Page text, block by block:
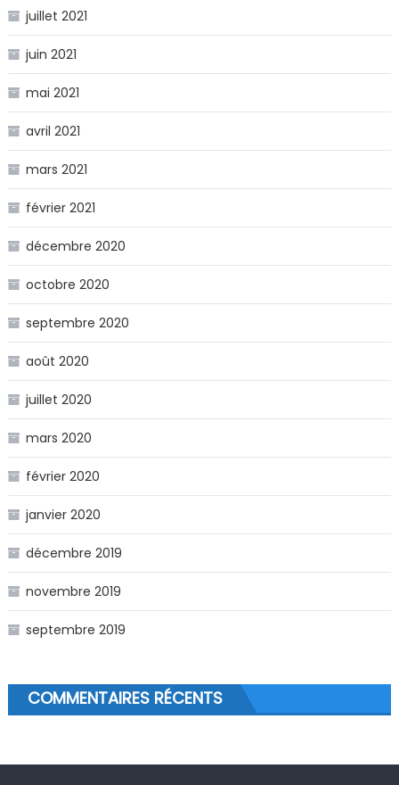
juillet 2021
juin 2021
mai 2021
avril 2021
mars 2021
février 2021
décembre 2020
octobre 2020
septembre 2020
août 2020
juillet 2020
mars 2020
février 2020
janvier 2020
décembre 2019
novembre 2019
septembre 2019
COMMENTAIRES RÉCENTS